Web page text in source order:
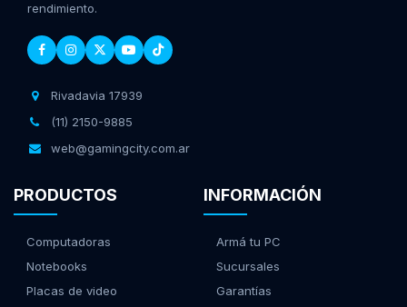
rendimiento.
Rivadavia 17939
(11) 2150-9885
web@gamingcity.com.ar
PRODUCTOS
Computadoras
Notebooks
Placas de video
INFORMACIÓN
Armá tu PC
Sucursales
Garantías